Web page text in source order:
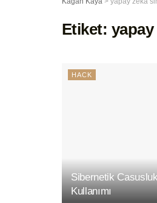
Etiket:
HACK
Sibernetik
Kullanımı